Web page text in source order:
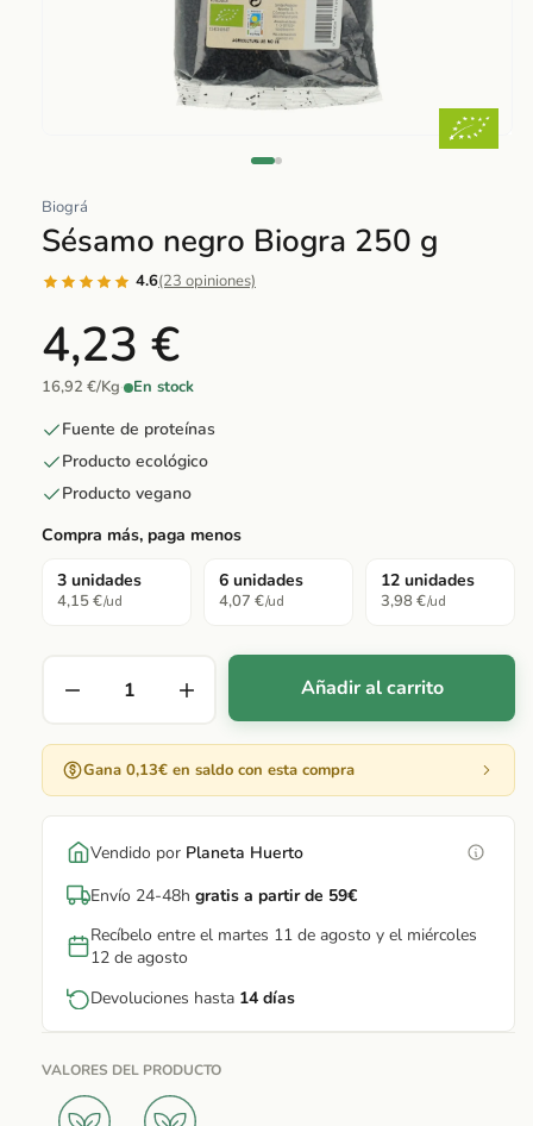
multimedia
1
en
una
modal
Biográ
Sésamo negro Biogra 250 g
4.6(23 opiniones)
4,23 €
16,92 €/Kg· En stock
Fuente de proteínas
Producto ecológico
Producto vegano
Compra más, paga menos
3 unidades
4,15 €/ud
6 unidades
4,07 €/ud
12 unidades
3,98 €/ud
Añadir al carrito
Gana 0,13€ en saldo con esta compra
Vendido por Planeta Huerto
Envío 24-48h gratis a partir de 59€
Recíbelo entre el martes 11 de agosto y el miércoles
12 de agosto
Devoluciones hasta 14 días
VALORES DEL PRODUCTO